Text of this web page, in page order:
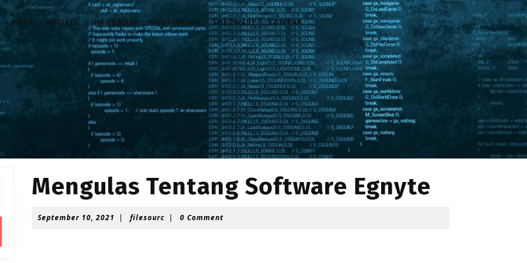
KODE ARTIKEL INFORMASI MULTIMEDIA SOFTWARE KONTAK
Mengulas Tentang Software Egnyte
September 10, 2021 September
| filesourcfilesourc
| 0 Comment